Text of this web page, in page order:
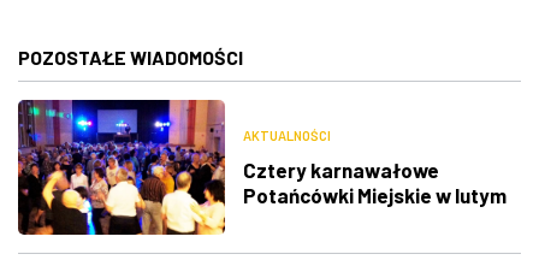
POZOSTAŁE WIADOMOŚCI
AKTUALNOŚCI
Cztery karnawałowe
Potańcówki Miejskie w lutym